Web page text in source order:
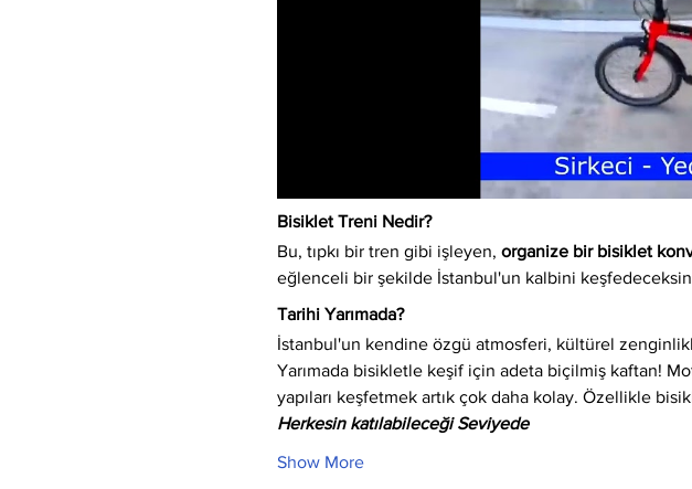
Bisiklet Treni Nedir?
Bu, tıpkı bir tren gibi işleyen, organize bir bisiklet
eğlenceli bir şekilde İstanbul'un kalbini
Tarihi Yarımada?
İstanbul'un kendine özgü atmosferi, kültürel
Yarımada bisikletle keşif için adeta biçilmiş kaftan!
yapıları keşfetmek artık çok daha kolay. Özellikle
Herkesin katılabileceği Seviyede
Show More